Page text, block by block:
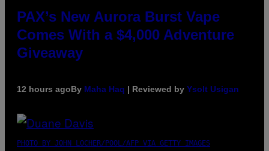
PAX’s New Aurora Burst Vape
Comes With a $4,000 Adventure
Giveaway
12 hours agoBy Maha Haq | Reviewed by Ysolt Usigan
PHOTO BY JOHN LOCHER/POOL/AFP VIA GETTY IMAGES